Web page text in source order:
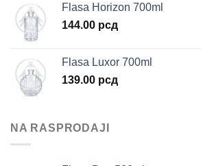
Flasa Horizon 700ml
144.00 рсд
Flasa Luxor 700ml
139.00 рсд
NA RASPRODAJI